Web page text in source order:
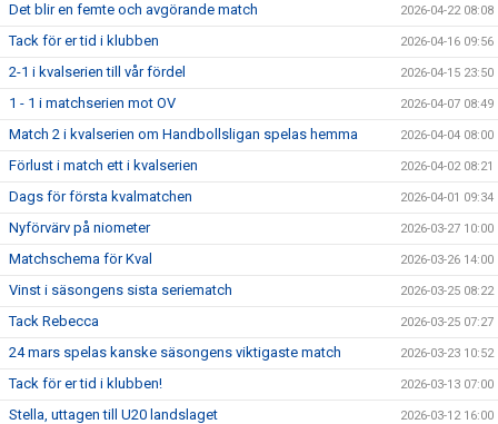
Det blir en femte och avgörande match 2026-04-22 08:08
Tack för er tid i klubben 2026-04-16 09:56
2-1 i kvalserien till vår fördel 2026-04-15 23:50
1 - 1 i matchserien mot OV 2026-04-07 08:49
Match 2 i kvalserien om Handbollsligan spelas hemma 2026-04-04 08:00
Förlust i match ett i kvalserien 2026-04-02 08:21
Dags för första kvalmatchen 2026-04-01 09:34
Nyförvärv på niometer 2026-03-27 10:00
Matchschema för Kval 2026-03-26 14:00
Vinst i säsongens sista seriematch 2026-03-25 08:22
Tack Rebecca 2026-03-25 07:27
24 mars spelas kanske säsongens viktigaste match 2026-03-23 10:52
Tack för er tid i klubben! 2026-03-13 07:00
Stella, uttagen till U20 landslaget 2026-03-12 16:00